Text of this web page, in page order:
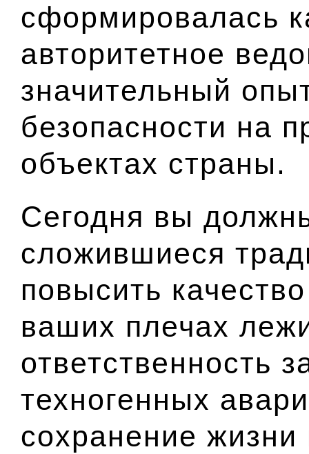
сформировалась
авторитетное
значительный
безопасности на
объектах страны.
Сегодня вы
сложившиеся
повысить
ваших плечах
ответственность
техногенных
сохранение